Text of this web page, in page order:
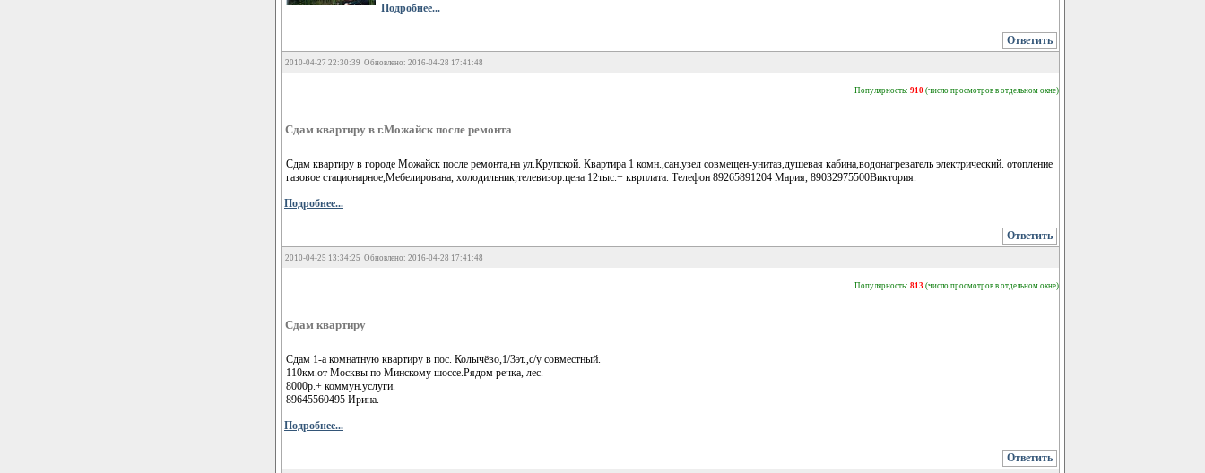
Подробнее...
Ответить
2010-04-27 22:30:39 Обновлено: 2016-04-28 17:41:48
Популярность: 910 (число просмотров в отдельном окне)
Сдам квартиру в г.Можайск после ремонта
Сдам квартиру в городе Можайск после ремонта,на ул.Крупской. Квартира 1 комн.,сан.узел совмещен-унитаз,душевая кабина,водонагреватель электрический. отопление
газовое стационарное,Мебелирована, холодильник,телевизор.цена 12тыс.+ кврплата. Телефон 89265891204 Мария, 89032975500Виктория.
Подробнее...
Ответить
2010-04-25 13:34:25 Обновлено: 2016-04-28 17:41:48
Популярность: 813 (число просмотров в отдельном окне)
Сдам квартиру
Сдам 1-а комнатную квартиру в пос. Колычёво,1/3эт.,с/у совместный.
110км.от Москвы по Минскому шоссе.Рядом речка, лес.
8000р.+ коммун.услуги.
89645560495 Ирина.
Подробнее...
Ответить